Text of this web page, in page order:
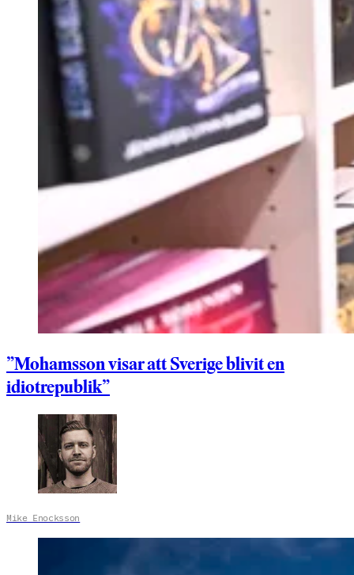
”Mohamsson visar att Sverige blivit en
idiotrepublik”
Mike Enocksson